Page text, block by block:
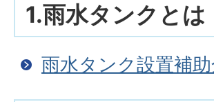
1.雨水タンクとは
雨水タンク設置補